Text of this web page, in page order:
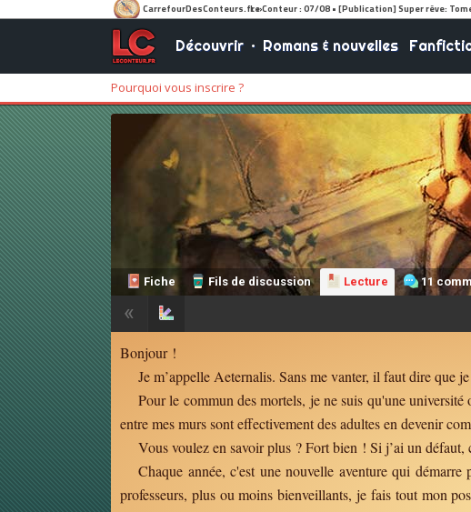
Découvrir• Romans & nouvelles
Pourquoi vous inscrire ?
Fiche Fils de discussion Lecture 11
«
Bonjour !
Je m’appelle Aeternalis. Sans me vanter, il faut dire que
Pour le commun des mortels, je ne suis qu'une
entre mes murs sont effectivement des adultes en devenir
Vous voulez en savoir plus ? Fort bien ! Si j’ai un
Chaque année, c'est une nouvelle aventure qui
professeurs, plus ou moins bienveillants, je fais tout mon